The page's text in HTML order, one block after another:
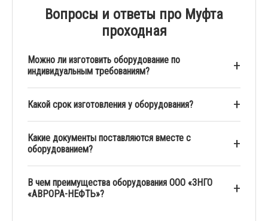
Вопросы и ответы про Муфта
проходная
Можно ли изготовить оборудование по
индивидуальным требованиям?
Какой срок изготовления у оборудования?
Какие документы поставляются вместе с
оборудованием?
В чем преимущества оборудования ООО «ЗНГО
«АВРОРА-НЕФТЬ»?